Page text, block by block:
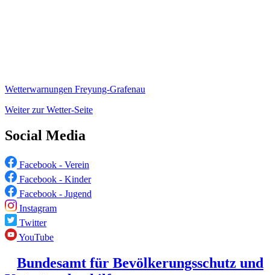
Wetterwarnungen Freyung-Grafenau
Weiter zur Wetter-Seite
Social Media
Facebook - Verein
Facebook - Kinder
Facebook - Jugend
Instagram
Twitter
YouTube
Bundesamt für Bevölkerungsschutz und